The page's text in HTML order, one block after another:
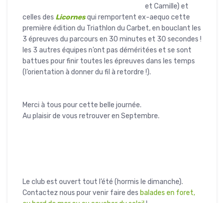
et Camille) et
celles des Licornesqui remportent ex-aequo cette
première édition du Triathlon du Carbet, en bouclant les
3 épreuves du parcours en 30 minutes et 30 secondes !
les 3 autres équipes n’ont pas déméritées et se sont
battues pour finir toutes les épreuves dans les temps
(l’orientation à donner du fil à retordre !).
Merci à tous pour cette belle journée.
Au plaisir de vous retrouver en Septembre.
Le club est ouvert tout l’été (hormis le dimanche).
Contactez nous pour venir faire des balades en foret,